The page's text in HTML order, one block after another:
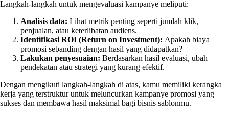
Langkah-langkah untuk mengevaluasi kampanye meliputi:
Analisis data: Lihat metrik penting seperti jumlah klik,
penjualan, atau keterlibatan audiens.
Identifikasi ROI (Return on Investment): Apakah biaya
promosi sebanding dengan hasil yang didapatkan?
Lakukan penyesuaian: Berdasarkan hasil evaluasi, ubah
pendekatan atau strategi yang kurang efektif.
Dengan mengikuti langkah-langkah di atas, kamu memiliki kerangka
kerja yang terstruktur untuk meluncurkan kampanye promosi yang
sukses dan membawa hasil maksimal bagi bisnis sablonmu.